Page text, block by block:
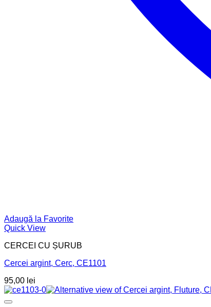
Adaugă la Favorite
Quick View
CERCEI CU ȘURUB
Cercei argint, Cerc, CE1101
95,00 lei